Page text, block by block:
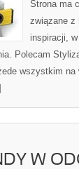
Strona ma
związane z
inspiracji,
Polecam
wszystkim
W